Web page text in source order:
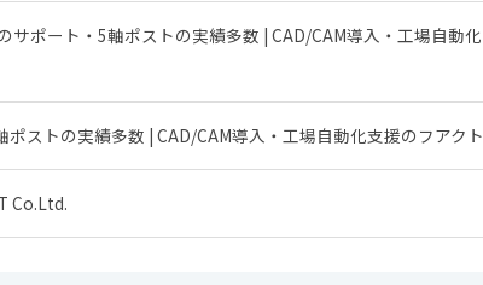
サポート・5軸ポストの実績多数 | CAD/CAM導入・工場自動化
ストの実績多数 | CAD/CAM導入・工場自動化支援のフアクト
Co.Ltd.